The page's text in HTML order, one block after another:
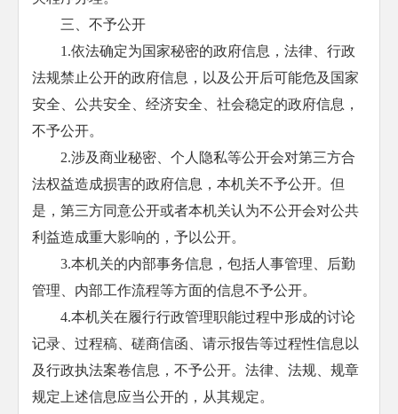
三、不予公开
1.依法确定为国家秘密的政府信息，法律、行政
法规禁止公开的政府信息，以及公开后可能危及国家
安全、公共安全、经济安全、社会稳定的政府信息，
不予公开。
2.涉及商业秘密、个人隐私等公开会对第三方合
法权益造成损害的政府信息，本机关不予公开。但
是，第三方同意公开或者本机关认为不公开会对公共
利益造成重大影响的，予以公开。
3.本机关的内部事务信息，包括人事管理、后勤
管理、内部工作流程等方面的信息不予公开。
4.本机关在履行行政管理职能过程中形成的讨论
记录、过程稿、磋商信函、请示报告等过程性信息以
及行政执法案卷信息，不予公开。法律、法规、规章
规定上述信息应当公开的，从其规定。